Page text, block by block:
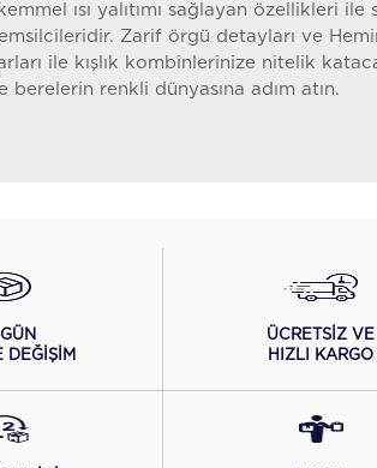
ısı yalıtımı sağlayan özellikleri ile
temsilcileridir. Zarif örgü detayları ve
ile kışlık kombinlerinize nitelik
berelerin renkli dünyasına adım atın.
DEĞİŞİM
ÜCRETSİZ VE
HIZLI KARGO